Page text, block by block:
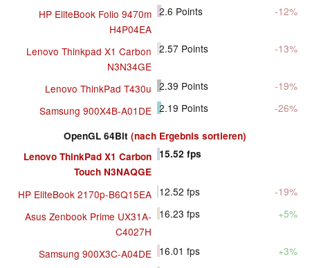
HP EliteBook Folio 9470m
H4P04EA
2.6 Points -12%
Lenovo Thinkpad X1 Carbon
N3N34GE
2.57 Points -13%
Lenovo ThinkPad T430u 2.39 Points
-19%
Samsung 900X4B-A01DE 2.19 Points -26%
OpenGL 64Bit (nach Ergebnis sortieren)
Lenovo ThinkPad X1 Carbon
Touch N3NAQGE
15.52 fps
HP EliteBook 2170p-B6Q15EA 12.52 fps
-19%
Asus Zenbook Prime UX31A-
C4027H
16.23 fps +5%
Samsung 900X3C-A04DE 16.01 fps
+3%